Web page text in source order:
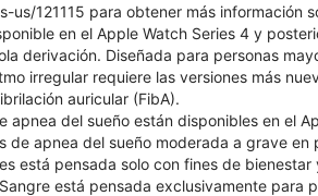
us/121115 para obtener más información
en el Apple Watch Series 4 y
derivación. Diseñada para personas
irregular requiere las versiones más
auricular (FibA).
apnea del sueño están disponibles en el
de apnea del sueño moderada a grave
está pensada solo con fines de bienestar
está pensada exclusivamente para